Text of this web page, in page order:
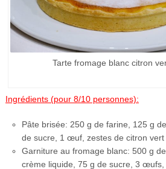
Tarte fromage blanc citron
Ingrédients (pour 8/10 personnes):
Pâte brisée: 250 g de farine, 125 g
de sucre, 1 œuf, zestes de citron vert
Garniture au fromage blanc: 500 g
crème liquide, 75 g de sucre, 3 œufs,